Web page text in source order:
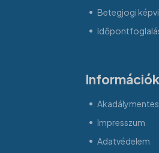
Betegjogi
Információk
Impresszum
Adatvédelem